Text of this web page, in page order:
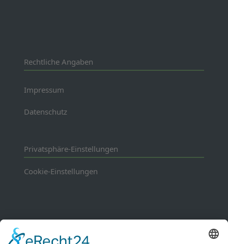
Rechtliche Angaben
Impressum
Datenschutz
Privatsphäre-Einstellungen
Cookie-Einstellungen
Mitgliedschaften